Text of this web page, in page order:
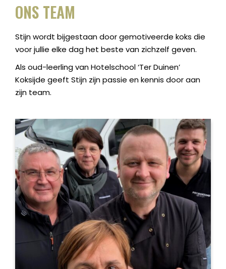
ONS TEAM
Stijn wordt bijgestaan door gemotiveerde koks die
voor jullie elke dag het beste van zichzelf geven.
Als oud-leerling van Hotelschool ‘Ter Duinen’
Koksijde geeft Stijn zijn passie en kennis door aan
zijn team.